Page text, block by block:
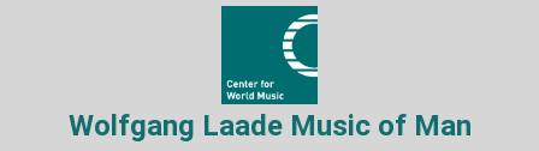
Wolfgang Laade Music of Man